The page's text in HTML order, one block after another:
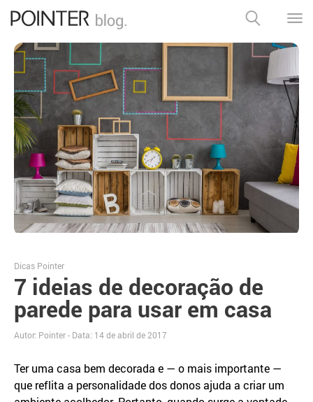
7 ideias de decoração de
parede para usar em casa
Dicas Pointer
Autor: Pointer - Data: 14 de abril de 2017
Ter uma casa bem decorada e — o mais importante —
que reflita a personalidade dos donos ajuda a criar um